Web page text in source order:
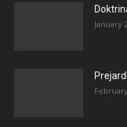
January